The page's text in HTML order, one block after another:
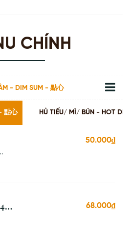
CHÍNH
- DIM SUM - 點心
點心 HỦ TIẾU/ MÌ/ BÚN - HOT
50.000₫
68.000₫